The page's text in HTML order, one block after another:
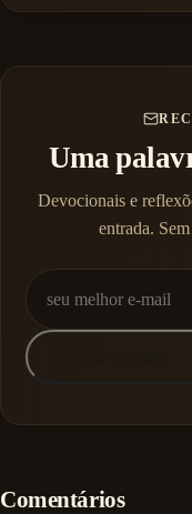
Uma
Devocionais e
entrada.
Comentários